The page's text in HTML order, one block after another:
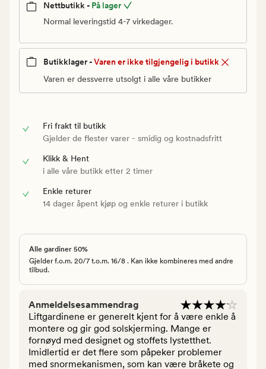
Nettbutikk - På lager
Normal leveringstid 4-7 virkedager.
Butikklager -Varen er ikke tilgjengelig i butikk
Varen er dessverre utsolgt i alle våre butikker
Fri frakt til butikk
Gjelder de flester varer - smidig og kostnadsfritt
Klikk & Hent
i alle våre butikk etter 2 timer
Enkle returer
14 dager åpent kjøp og enkle returer i butikk
Alle gardiner 50%
Gjelder f.o.m. 20/7 t.o.m. 16/8 . Kan ikke kombineres med andre
tilbud.
Anmeldelsesammendrag
Liftgardinene er generelt kjent for å være enkle å
montere og gir god solskjerming. Mange er
fornøyd med designet og stoffets lystetthet.
Imidlertid er det flere som påpeker problemer
med snormekanismen, som kan være bråkete og